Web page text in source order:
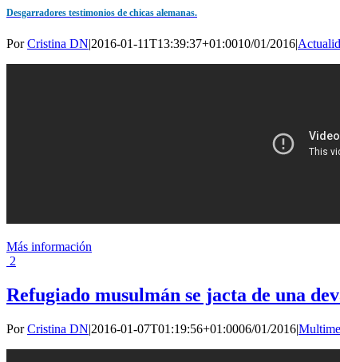
Desgarradores testimonios de chicas alemanas.
PorCristina DN|2016-01-11T13:39:37+01:0010/01/2016|
Más información
2
Refugiado musulmán se jacta de una
PorCristina DN|2016-01-07T01:19:56+01:0006/01/2016|